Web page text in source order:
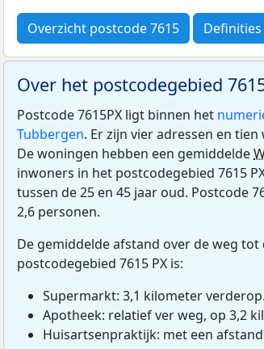
Overzicht postcode 7615 Definities
Over het postcodegebied
Postcode 7615PX ligt binnen het
Tubbergen. Er zijn vier adressen en
De woningen hebben een gemiddelde
inwoners in het postcodegebied 7615
tussen de 25 en 45 jaar oud. Postcode
2,6 personen.
De gemiddelde afstand over de weg
postcodegebied 7615 PX is:
Supermarkt: 3,1 kilometer verderop.
Apotheek: relatief ver weg, op 3,2
Huisartsenpraktijk: met een